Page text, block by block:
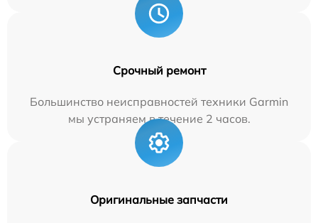
Срочный ремонт
Большинство неисправностей техники Garmin
мы устраняем в течение 2 часов.
Оригинальные запчасти